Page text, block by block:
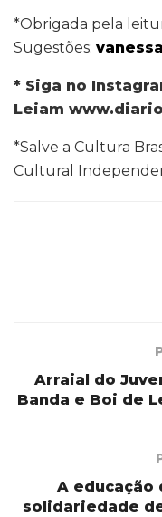
*Obrigada pela
Sugestões:
* Siga no
Leiam
*Salve a Cultura
Cultural
Arraial do
Banda e Boi de
A educação
solidariedade